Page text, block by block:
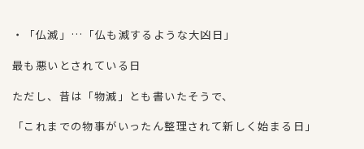
・「仏滅」…「仏も滅するような大凶日」
最も悪いとされている日
ただし、昔は「物滅」とも書いたそうで、
「これまでの物事がいったん整理されて新しく始まる日」